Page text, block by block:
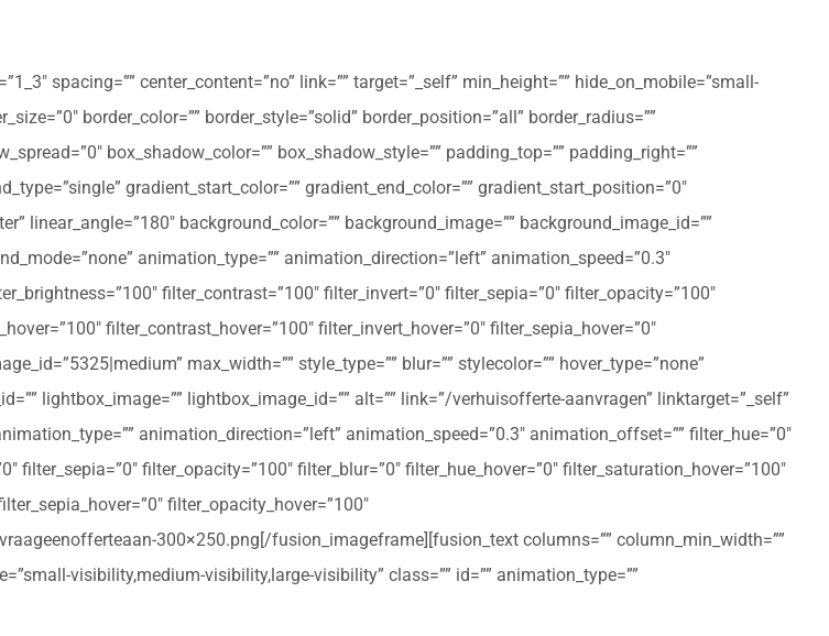
spacing=”” center_content=”no” link=”” target=”_self” min_height=”” hide_on_mobile=”small-
border_color=”” border_style=”solid” border_position=”all” border_radius=””
box_shadow_color=”” box_shadow_style=”” padding_top=”” padding_right=””
gradient_start_color=”” gradient_end_color=”” gradient_start_position=”0″
linear_angle=”180″ background_color=”” background_image=”” background_image_id=””
animation_type=”” animation_direction=”left” animation_speed=”0.3″
filter_contrast=”100″ filter_invert=”0″ filter_sepia=”0″ filter_opacity=”100″
filter_contrast_hover=”100″ filter_invert_hover=”0″ filter_sepia_hover=”0″
max_width=”” style_type=”” blur=”” stylecolor=”” hover_type=”none”
lightbox_image=”” lightbox_image_id=”” alt=”” link=”/verhuisofferte-aanvragen” linktarget=”_self”
animation_direction=”left” animation_speed=”0.3″ animation_offset=”” filter_hue=”0″
filter_opacity=”100″ filter_blur=”0″ filter_hue_hover=”0″ filter_saturation_hover=”100″
filter_opacity_hover=”100″
300×250.png[/fusion_imageframe][fusion_text columns=”” column_min_width=””
visibility,medium-visibility,large-visibility” class=”” id=”” animation_type=””